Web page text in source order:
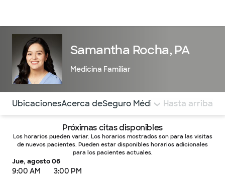
Samantha Rocha, PA
Medicina Familiar
Utilice esta navegación para saltar rápidamente a
UbicacionesAcerca deSeguro Médico COMENTARIOS
Hasta arriba
Próximas citas disponibles
Los horarios pueden variar. Los horarios mostrados son para las visitas
de nuevos pacientes. Pueden estar disponibles horarios adicionales
para los pacientes actuales.
Jue, agosto 06
9:00 AM 3:00 PM